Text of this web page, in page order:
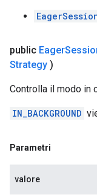
public Eager
Strategy )
Controlla il modo in
IN_BACKGROUND
Parametri
valore